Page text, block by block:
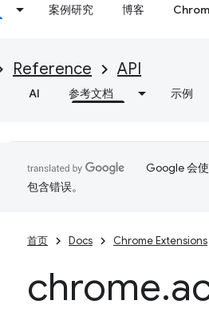
案例研究 博客
Reference API
AI 参考文档 示例
Google 会
包含错误。
首页 Docs Chrome Extensions
chrome.